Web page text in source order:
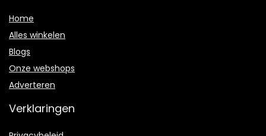
Home
Alles winkelen
Blogs
Onze webshops
Adverteren
Verklaringen